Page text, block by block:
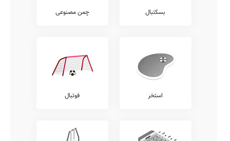
بسکتبال چمن مصنوعی
استخر فوتبال